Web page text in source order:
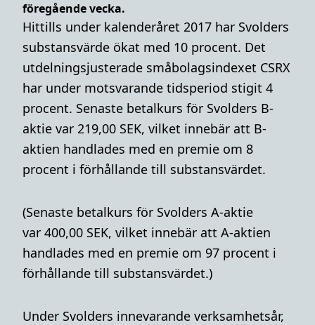
föregående vecka.
Hittills under kalenderåret 2017 har Svolders
substansvärde ökat med 10 procent. Det
utdelningsjusterade småbolagsindexet CSRX
har under motsvarande tidsperiod stigit 4
procent. Senaste betalkurs för Svolders B-
aktie var 219,00 SEK, vilket innebär att B-
aktien handlades med en premie om 8
procent i förhållande till substansvärdet.
(Senaste betalkurs för Svolders A-aktie
var 400,00 SEK, vilket innebär att A-aktien
handlades med en premie om 97 procent i
förhållande till substansvärdet.)
Under Svolders innevarande verksamhetsår,